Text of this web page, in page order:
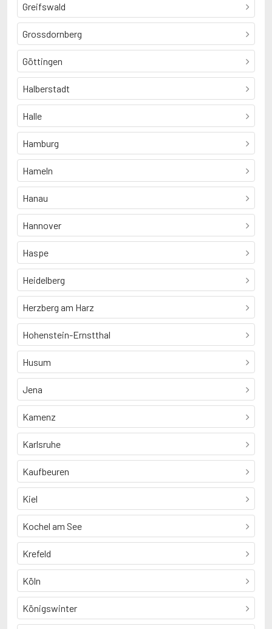
Greifswald
Grossdornberg
Göttingen
Halberstadt
Halle
Hamburg
Hameln
Hanau
Hannover
Haspe
Heidelberg
Herzberg am Harz
Hohenstein-Ernstthal
Husum
Jena
Kamenz
Karlsruhe
Kaufbeuren
Kiel
Kochel am See
Krefeld
Köln
Königswinter